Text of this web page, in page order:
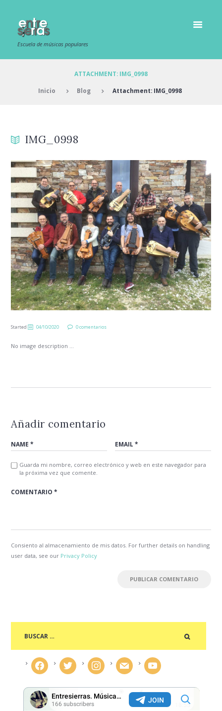
Escuela de músicas populares
ATTACHMENT: IMG_0998
Inicio Blog Attachment: IMG_0998
IMG_0998
Started 04/10/2020 0 comentarios
No image description ...
Añadir comentario
Guarda mi nombre, correo electrónico y web en este navegador para
la próxima vez que comente.
Consiento al almacenamiento de mis datos. For further details on handling
user data, see our Privacy Policy
facebook twitter instagram mail youtube